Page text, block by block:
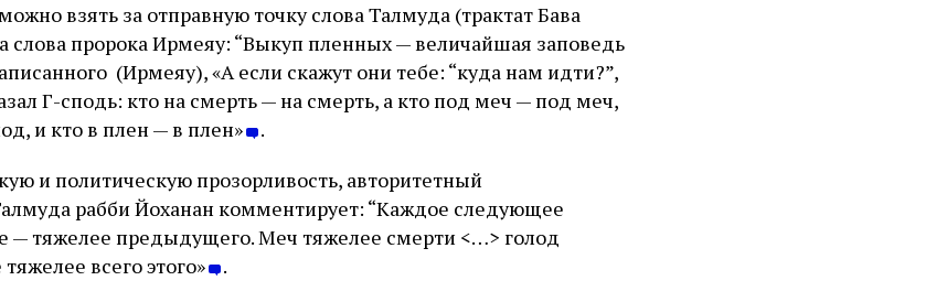
взять за отправную точку слова Талмуда (трактат Бава
слова пророка Ирмеяу: “Выкуп пленных — величайшая заповедь
(Ирмеяу), «А если скажут они тебе: “куда нам идти?”,
Г-сподь: кто на смерть — на смерть, а кто под меч — под меч,
и кто в плен — в плен» .
и политическую прозорливость, авторитетный
рабби Йоханан комментирует: “Каждое следующее
— тяжелее предыдущего. Меч тяжелее смерти <…> голод
всего этого» .